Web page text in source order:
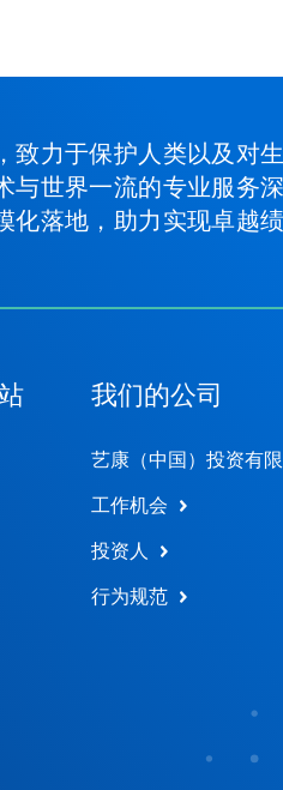
力于保护人类以及对
世界一流的专业服务
落地，助力实现卓越绩
我们的公司
艺康（中国）投资有
工作机会
投资人
行为规范